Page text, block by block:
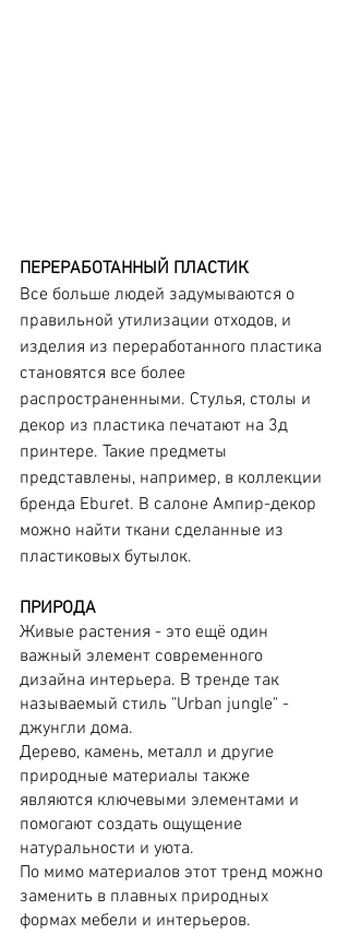
ПЕРЕРАБОТАННЫЙ ПЛАСТИК
Все больше людей задумываются о
правильной утилизации отходов, и
изделия из переработанного пластика
становятся все более
распространенными. Стулья, столы и
декор из пластика печатают на 3д
принтере. Такие предметы
представлены, например, в коллекции
бренда Eburet. В салоне Ампир-декор
можно найти ткани сделанные из
пластиковых бутылок.
ПРИРОДА
Живые растения - это ещё один
важный элемент современного
дизайна интерьера. В тренде так
называемый стиль "Urban jungle" -
джунгли дома.
Дерево, камень, металл и другие
природные материалы также
являются ключевыми элементами и
помогают создать ощущение
натуральности и уюта.
По мимо материалов этот тренд можно
заменить в плавных природных
формах мебели и интерьеров.